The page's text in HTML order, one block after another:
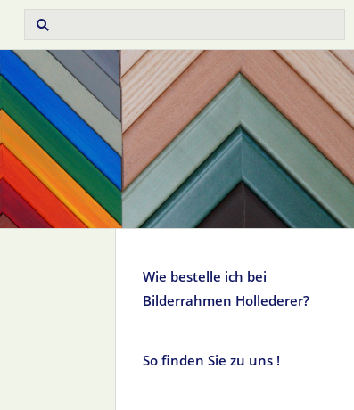
Wie bestelle ich bei
Bilderrahmen Hollederer?
So finden Sie zu uns !